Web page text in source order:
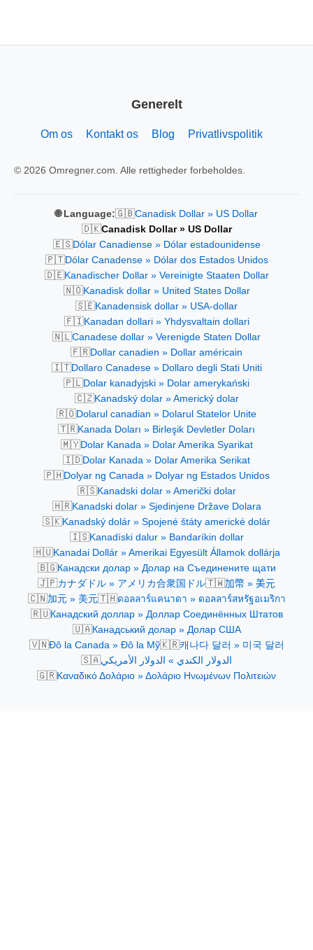
Generelt
Om os Kontakt os Blog Privatlivspolitik
© 2026 Omregner.com. Alle rettigheder forbeholdes.
🌐 Language:🇬🇧Canadisk Dollar » US Dollar
🇩🇰Canadisk Dollar » US Dollar
🇪🇸Dólar Canadiense » Dólar estadounidense
🇵🇹Dólar Canadense » Dólar dos Estados Unidos
🇩🇪Kanadischer Dollar » Vereinigte Staaten Dollar
🇳🇴Kanadisk dollar » United States Dollar
🇸🇪Kanadensisk dollar » USA-dollar
🇫🇮Kanadan dollari » Yhdysvaltain dollari
🇳🇱Canadese dollar » Verenigde Staten Dollar
🇫🇷Dollar canadien » Dollar américain
🇮🇹Dollaro Canadese » Dollaro degli Stati Uniti
🇵🇱Dolar kanadyjski » Dolar amerykański
🇨🇿Kanadský dolar » Americký dolar
🇷🇴Dolarul canadian » Dolarul Statelor Unite
🇹🇷Kanada Doları » Birleşik Devletler Doları
🇲🇾Dolar Kanada » Dolar Amerika Syarikat
🇮🇩Dolar Kanada » Dolar Amerika Serikat
🇵🇭Dolyar ng Canada » Dolyar ng Estados Unidos
🇷🇸Kanadski dolar » Američki dolar
🇭🇷Kanadski dolar » Sjedinjene Države Dolara
🇸🇰Kanadský dolár » Spojené štáty americké dolár
🇮🇸Kanadíski dalur » Bandaríkin dollar
🇭🇺Kanadai Dollár » Amerikai Egyesült Államok dollárja
🇧🇬Канадски долар » Долар на Съединените щати
🇯🇵カナダドル » アメリカ合衆国ドル🇹🇼加幣 » 美元
🇨🇳加元 » 美元🇹🇭ดอลลาร์แคนาดา » ดอลลาร์สหรัฐอเมริกา
🇷🇺Канадский доллар » Доллар Соединённых Штатов
🇺🇦Канадський долар » Долар США
🇻🇳Đô la Canada » Đô la Mỹ🇰🇷캐나다 달러 » 미국 달러
🇸🇦الدولار الكندي » الدولار الأمريكي
🇬🇷Καναδικό Δολάριο » Δολάριο Ηνωμένων Πολιτειών